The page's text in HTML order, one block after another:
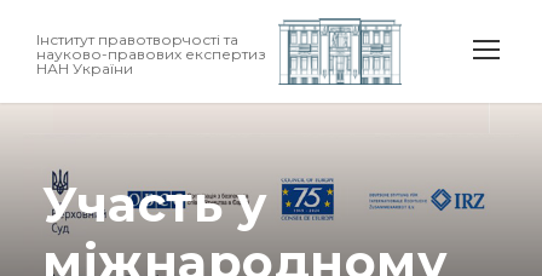
Інститут правотворчості та
науково-правових експертиз
НАН України
Участь у
міжнародному